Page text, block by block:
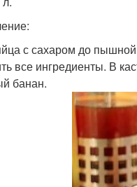
с сахаром до
все ингредиенты. В
банан.